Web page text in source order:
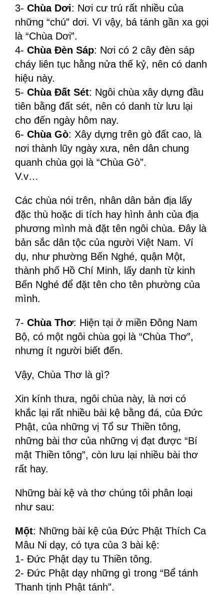
3- Chùa Dơi: Nơi cư trú rất nhiều của
những “chú” dơi. Vì vậy, bá tánh gần xa gọi
là “Chùa Dơi”.
4- Chùa Đèn Sáp: Nơi có 2 cây đèn sáp
cháy liên tục hằng nửa thế kỷ, nên có danh
hiệu này.
5- Chùa Đất Sét: Ngôi chùa xây dựng đầu
tiên bằng đất sét, nên có danh từ lưu lại
cho đến ngày hôm nay.
6- Chùa Gò: Xây dựng trên gò đất cao, là
nơi thành lũy ngày xưa, nên dân chung
quanh chùa gọi là “Chùa Gò”.
V.v…
Các chùa nói trên, nhân dân bản địa lấy
đặc thù hoặc di tích hay hình ảnh của địa
phương mình mà đặt tên ngôi chùa. Đây là
bản sắc dân tộc của người Việt Nam. Ví
dụ, như phường Bến Nghé, quận Một,
thành phố Hồ Chí Minh, lấy danh từ kinh
Bến Nghé để đặt tên cho tên phường của
mình.
7- Chùa Thơ: Hiện tại ở miền Đông Nam
Bộ, có một ngôi chùa gọi là “Chùa Thơ”,
nhưng ít người biết đến.
Vậy, Chùa Thơ là gì?
Xin kính thưa, ngôi chùa này, là nơi có
khắc lại rất nhiều bài kệ bằng đá, của Đức
Phật, của những vị Tổ sư Thiền tông,
những bài thơ của những vị đạt được “Bí
mật Thiền tông”, còn lưu lại nhiều bài thơ
rất hay.
Những bài kệ và thơ chúng tôi phân loại
như sau:
Một: Những bài kệ của Đức Phật Thích Ca
Mâu Ni dạy, có tựa của 3 bài kệ:
1- Đức Phật dạy tu Thiền tông.
2- Đức Phật dạy những gì trong “Bể tánh
Thanh tịnh Phật tánh”.